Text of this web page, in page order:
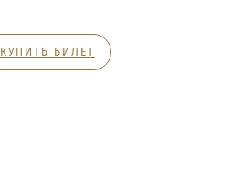
КУПИТЬ БИЛЕТ